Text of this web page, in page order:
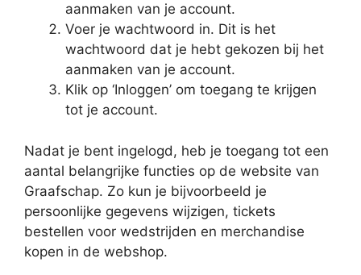
aanmaken van je account.
Voer je wachtwoord in. Dit is het
wachtwoord dat je hebt gekozen bij het
aanmaken van je account.
Klik op ‘Inloggen’ om toegang te krijgen
tot je account.
Nadat je bent ingelogd, heb je toegang tot een
aantal belangrijke functies op de website van
Graafschap. Zo kun je bijvoorbeeld je
persoonlijke gegevens wijzigen, tickets
bestellen voor wedstrijden en merchandise
kopen in de webshop.